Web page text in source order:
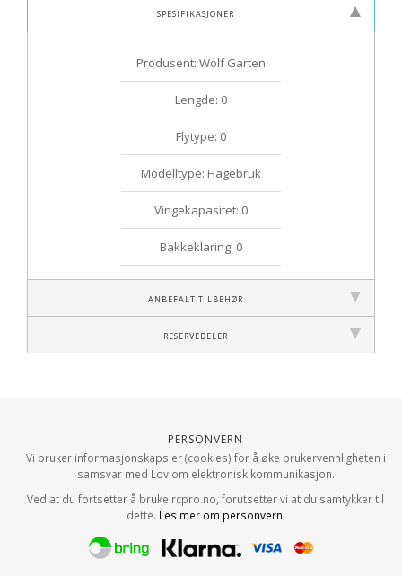
Spesifikasjoner
Produsent: Wolf Garten
Lengde: 0
Flytype: 0
Modelltype: Hagebruk
Vingekapasitet: 0
Bakkeklaring: 0
Anbefalt tilbehør
Reservedeler
Personvern
Vi bruker informasjonskapsler (cookies) for å øke brukervennligheten i
samsvar med Lov om elektronisk kommunikasjon.
Ved at du fortsetter å bruke rcpro.no, forutsetter vi at du samtykker til
dette. Les mer om personvern.